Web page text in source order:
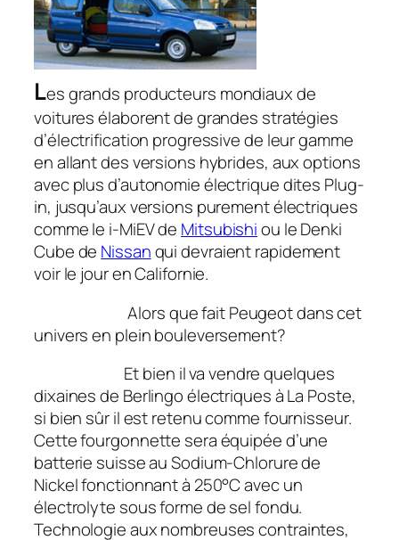
Les grands producteurs mondiaux de
voitures élaborent de grandes stratégies
d’électrification progressive de leur gamme
en allant des versions hybrides, aux options
avec plus d’autonomie électrique dites Plug-
in, jusqu’aux versions purement électriques
comme le i-MiEV de Mitsubishiou le Denki
Cube de Nissanqui devraient rapidement
voir le jour en Californie.
Alors que fait Peugeot dans cet
univers en plein bouleversement?
Et bien il va vendre quelques
dixaines de Berlingo électriques à La Poste,
si bien sûr il est retenu comme fournisseur.
Cette fourgonnette sera équipée d’une
batterie suisse au Sodium-Chlorure de
Nickel fonctionnant à 250°C avec un
électrolyte sous forme de sel fondu.
Technologie aux nombreuses contraintes,